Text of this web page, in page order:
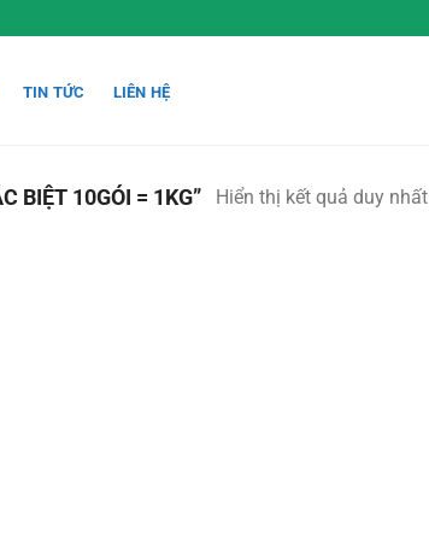
TIN TỨC LIÊN HỆ
BIỆT 10GÓI = 1KG” Hiển thị kết quả duy nhất